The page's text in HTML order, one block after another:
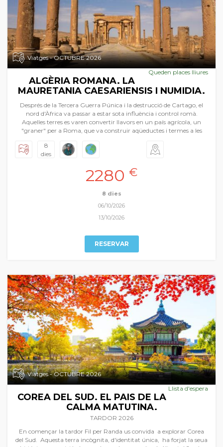
Viatges - OCTUBRE 2026
Queden places lliures
ALGÈRIA ROMANA. LA
MAURETANIA CAESARIENSIS I NUMIDIA.
Després de la Tercera Guerra Púnica i la destrucció de Cartago, el
nord d'Àfrica va passar a estar sota influència i control romà.
Aquelles terres es varen convertir llavors en un país agrícola, un
"graner" per a Roma, que va construir aqüeductes i termes a les
Caesariensis i la Numidia- es cobriren d'edificis prestigiosos les restes
dels quals avui dia fan les delícies dels aficionats a la història i
gran novetat, el viatge a Algèria, concretament al nord d’aquest
gran país. Tindrem durant aquests dies visites inoblidables seguint
l’estela de les ciutats romanes i les seues restes monumentals a més
Massinissa, Galama, Djemila, etc. Un univers ple de meravelles que
esperen ser conegudes i viscudes. Tota una expedició nord-africana
8
dies
2280 €
8 dies
06/10/2026
13/10/2026
RESERVAR
Viatges - OCTUBRE 2026
Llista d'espera
COREA DEL SUD. EL PAIS DE LA
CALMA MATUTINA.
TARDOR 2026
En començar la tardor Fil per Randa us convida a explorar Corea
del Sud. Aquesta terra incògnita, d'identitat única, ha forjat la seua